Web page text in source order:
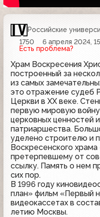
Российские
1750
6 апреля 2024,
Есть проблема?
Храм Воскресения
построенный за
из самых
это отражение судеб
Церкви в ХХ веке.
первую мировую
церковных ценностей
патриаршества.
уделено строителю и
Воскресенского
претерпевшему от
ссылку. Память о нем
сих пор.
В 1996 году
план» фильм «Первый
видеокассетах в
летию Москвы.